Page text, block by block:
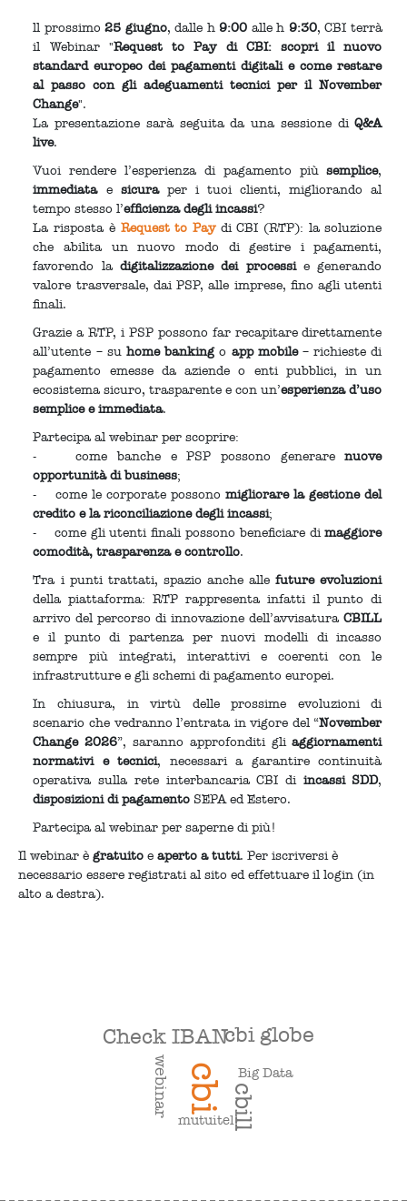
ll prossimo25 giugno, dalle h9:00 alle h 9:30, CBI terrà
il Webinar "Request to Pay di CBI: scopri il nuovo
standard europeo dei pagamenti digitali e come restare
al passo con gli adeguamenti tecnici per il November
Change".
La presentazione sarà seguita da una sessione diQ&A
live.
Vuoi rendere l’esperienza di pagamento piùsemplice,
immediatae sicura per i tuoi clienti, migliorando al
tempo stesso l’efficienza degli incassi?
La risposta è Request to Pay di CBI (RTP): la soluzione
che abilita un nuovo modo di gestire i pagamenti,
favorendo ladigitalizzazione dei processie generando
valore trasversale, dai PSP, alle imprese, fino agli utenti
finali.
Grazie a RTP, i PSP possono far recapitare direttamente
all’utente – suhome bankingo app mobile– richieste di
pagamento emesse da aziende o enti pubblici, in un
ecosistema sicuro, trasparente e con un’esperienza d’uso
semplice e immediata.
Partecipa al webinar per scoprire:
- come banche e PSP possono generarenuove
opportunità di business;
- come le corporate possonomigliorare la gestione del
credito e la riconciliazione degli incassi;
- come gli utenti finali possono beneficiare dimaggiore
comodità, trasparenza e controllo.
Tra i punti trattati, spazio anche allefuture evoluzioni
della piattaforma: RTP rappresenta infatti il punto di
arrivo del percorso di innovazione dell’avvisaturaCBILL
e il punto di partenza per nuovi modelli di incasso
sempre più integrati, interattivi e coerenti con le
infrastrutture e gli schemi di pagamento europei.
In chiusura, in virtù delle prossime evoluzioni di
scenario che vedranno l’entrata in vigore del “November
Change 2026”, saranno approfonditi gliaggiornamenti
normativi e tecnici, necessari a garantire continuità
operativa sulla rete interbancaria CBI di incassi SDD,
disposizioni di pagamento SEPA ed Estero.
Partecipa al webinar per saperne di più!
Il webinar ègratuito eaperto a tutti. Per iscriversi è
necessario essere registrati al sito ed effettuare il login (in
alto a destra).
cbi cbill
cbi globe
Check IBAN
webinar
mutuitel
Big Data